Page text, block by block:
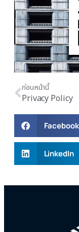
ก่อนหน้านี้
Privacy Policy
Facebook
LinkedIn